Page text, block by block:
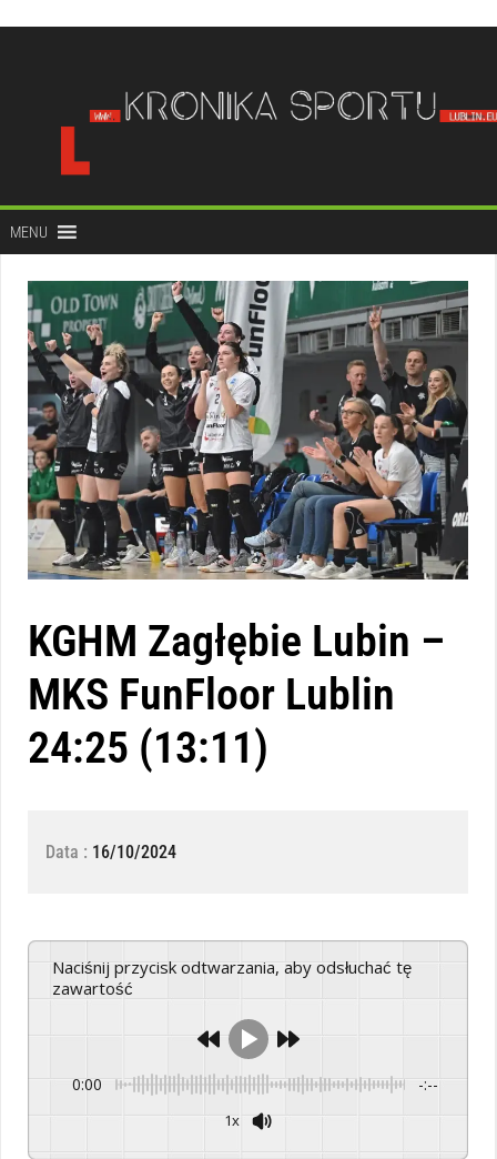
treści
MENU
KGHM Zagłębie Lubin –
MKS FunFloor Lublin
24:25 (13:11)
Data : 16/10/2024
Naciśnij przycisk odtwarzania, aby odsłuchać tę
zawartość
0:00 -:--
1x